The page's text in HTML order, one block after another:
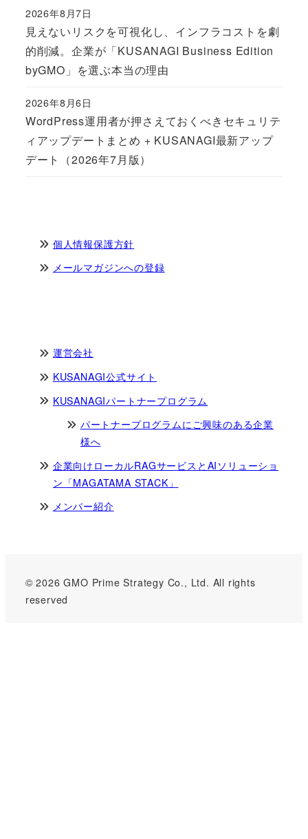
見えないリスクを可視化し、インフラコストを劇
的削減。企業が「KUSANAGI Business Edition
byGMO」を選ぶ本当の理由
Published
2026年8月7日
WordPress運用者が押さえておくべきセキュリテ
ィアップデートまとめ + KUSANAGI最新アップ
デート（2026年7月版）
Published
2026年8月6日
個人情報保護方針
メールマガジンへの登録
運営会社
KUSANAGI公式サイト
KUSANAGIパートナープログラム
パートナープログラムにご興味のある企業
様へ
企業向けローカルRAGサービスとAIソリューショ
ン「MAGATAMA STACK」
メンバー紹介
© 2026 GMO Prime Strategy Co., Ltd. All rights
reserved